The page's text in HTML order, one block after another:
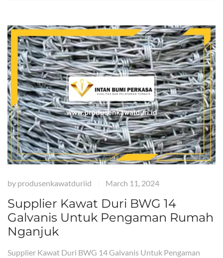
by produsenkawatduriid March 11, 2024
Supplier Kawat Duri BWG 14
Galvanis Untuk Pengaman Rumah
Nganjuk
Supplier Kawat Duri BWG 14 Galvanis Untuk Pengaman